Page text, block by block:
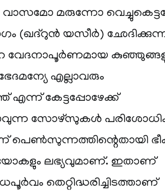
മരുന്നോ
(ഖദ്‌റുൻ യസീർ)
വേദനാപൂർണമായ
എല്ലാവരും
കേട്ടപ്പോഴേക്ക്
സോഴ്‌സുകൾ
പെൺസുന്നത്തിന്റെതായി
ലഭ്യവുമാണ്. ഇതാണ്
തെറ്റിദ്ധരിച്ചിടത്താണ്